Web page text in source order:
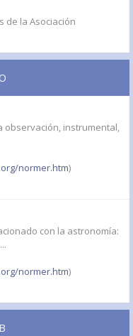
de la Asociación
observación, instrumental,
normer.htm)
con la astronomía:
normer.htm)